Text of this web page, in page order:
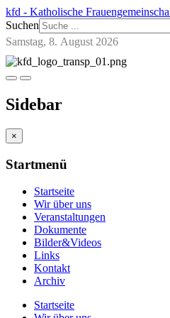
kfd - Katholische
Suchen
Samstag, 8. August 2026
Sidebar
×
Startmenü
Startseite
Wir über uns
Veranstaltungen
Dokumente
Bilder&Videos
Links
Kontakt
Archiv
Startseite